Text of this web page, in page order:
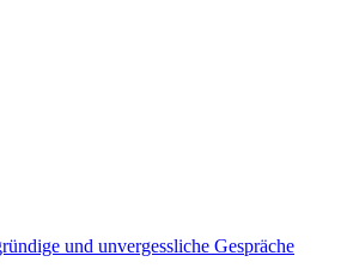
und unvergessliche Gespräche